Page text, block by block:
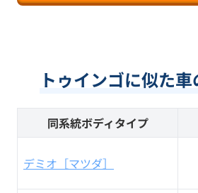
トゥインゴに似た
同系統ボディタイプ
デミオ［マツダ］